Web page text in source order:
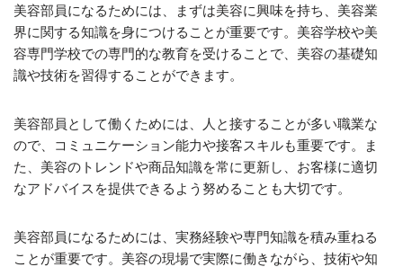
美容部員になるためには、まずは美容に興味を持ち、美容業
界に関する知識を身につけることが重要です。美容学校や美
容専門学校での専門的な教育を受けることで、美容の基礎知
識や技術を習得することができます。
美容部員として働くためには、人と接することが多い職業な
ので、コミュニケーション能力や接客スキルも重要です。ま
た、美容のトレンドや商品知識を常に更新し、お客様に適切
なアドバイスを提供できるよう努めることも大切です。
美容部員になるためには、実務経験や専門知識を積み重ねる
ことが重要です。美容の現場で実際に働きながら、技術や知